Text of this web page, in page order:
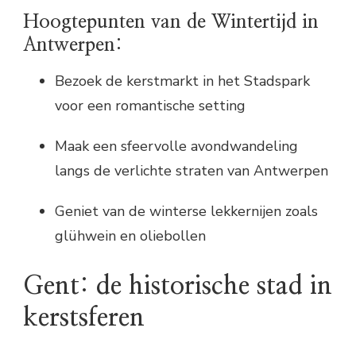
Hoogtepunten van de Wintertijd in
Antwerpen:
Bezoek de kerstmarkt in het Stadspark
voor een romantische setting
Maak een sfeervolle avondwandeling
langs de verlichte straten van Antwerpen
Geniet van de winterse lekkernijen zoals
glühwein en oliebollen
Gent: de historische stad in
kerstsferen